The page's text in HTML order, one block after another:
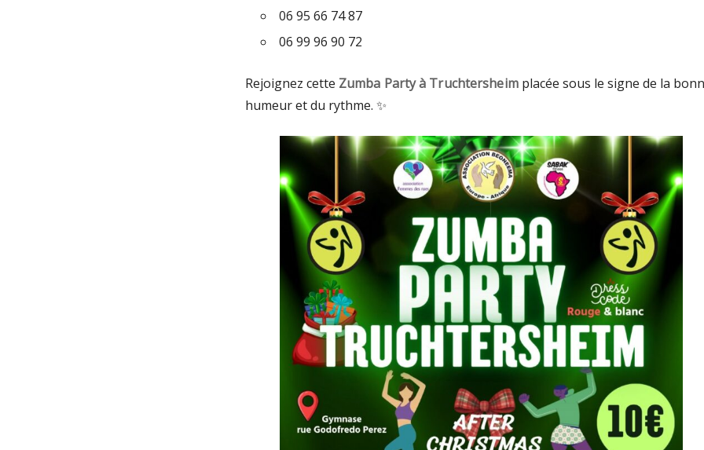
06 95 66 74 87
06 99 96 90 72
Rejoignez cette Zumba Party à Truchtersheimplacée sous le signe de la
humeur et du rythme. ✨